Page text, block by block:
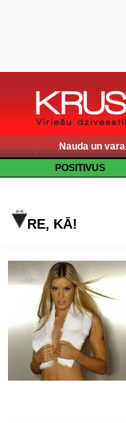
Nauda un vara
POSITIVUS
RE, KĀ!